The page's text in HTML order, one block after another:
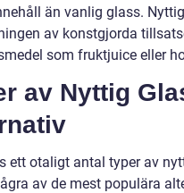
än vanlig glass.
av konstgjorda
som fruktjuice eller
av Nyttig
ett otaligt antal typer av
av de mest populära